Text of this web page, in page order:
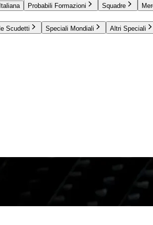
Probabili Formazioni Squadre
Scudetti Speciali Mondiali Altri Speciali